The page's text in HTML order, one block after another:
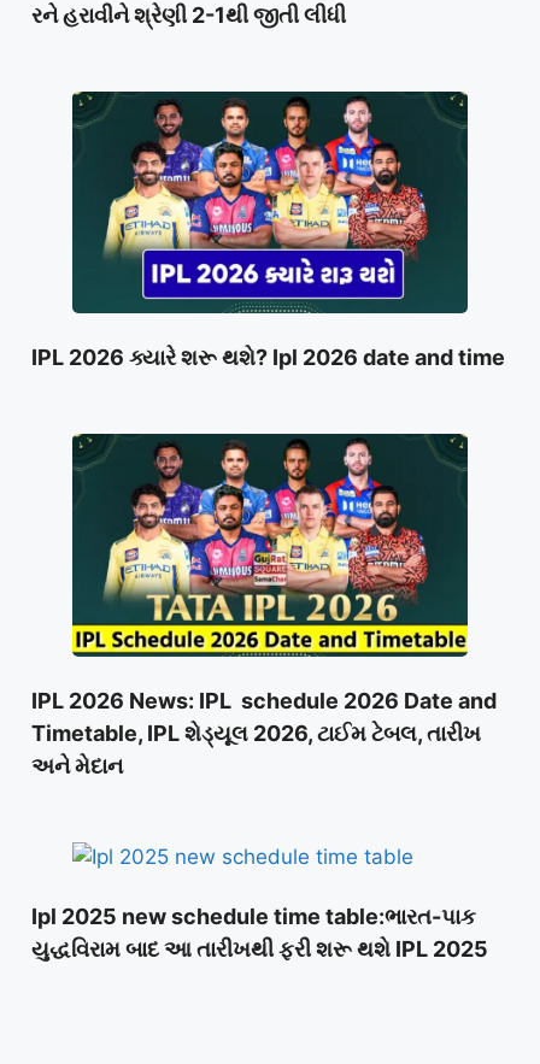
રને હરાવીને શ્રેણી 2-1થી જીતી લીધી
IPL 2026 ક્યારે શરૂ થશે? Ipl 2026 date and time
IPL 2026 News: IPL schedule 2026 Date and
Timetable, IPL શેડ્યૂલ 2026, ટાઈમ ટેબલ, તારીખ
અને મેદાન
Ipl 2025 new schedule time table:ભારત-પાક
યુદ્ધવિરામ બાદ આ તારીખથી ફરી શરૂ થશે IPL 2025